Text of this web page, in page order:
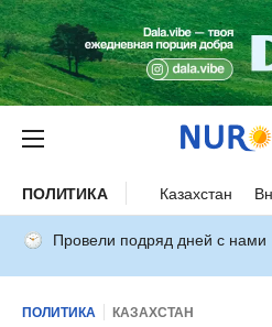
ПОЛИТИКА Казахстан
Провели подряд дней с нами
ПОЛИТИКА КАЗАХСТАН